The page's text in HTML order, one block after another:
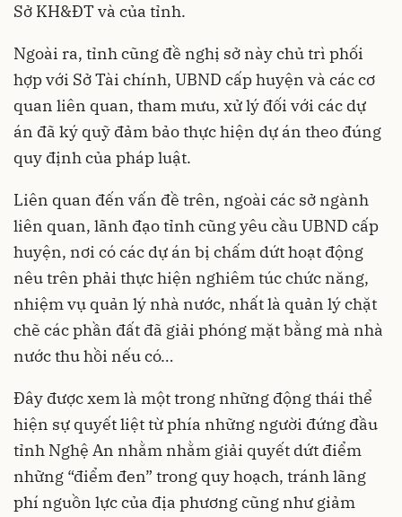
Sở KH&ĐT và của tỉnh.
Ngoài ra, tỉnh cũng đề nghị sở này chủ trì phối
hợp với Sở Tài chính, UBND cấp huyện và các cơ
quan liên quan, tham mưu, xử lý đối với các dự
án đã ký quỹ đảm bảo thực hiện dự án theo đúng
quy định của pháp luật.
Liên quan đến vấn đề trên, ngoài các sở ngành
liên quan, lãnh đạo tỉnh cũng yêu cầu UBND cấp
huyện, nơi có các dự án bị chấm dứt hoạt động
nêu trên phải thực hiện nghiêm túc chức năng,
nhiệm vụ quản lý nhà nước, nhất là quản lý chặt
chẽ các phần đất đã giải phóng mặt bằng mà nhà
nước thu hồi nếu có…
Đây được xem là một trong những động thái thể
hiện sự quyết liệt từ phía những người đứng đầu
tỉnh Nghệ An nhằm nhằm giải quyết dứt điểm
những “điểm đen” trong quy hoạch, tránh lãng
phí nguồn lực của địa phương cũng như giảm